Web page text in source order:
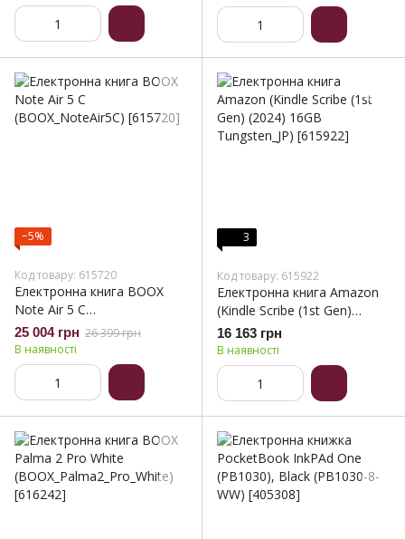
−5%
Код товару: 615720
Електронна книга BOOX
Note Air 5 C
(BOOX_NoteAir5C)
25 004 грн 26 399 грн
В наявності
3
Код товару: 615922
Електронна книга Amazon
(Kindle Scribe (1st Gen)
(2024) 16GB Tungsten_JP)
16 163 грн
В наявності